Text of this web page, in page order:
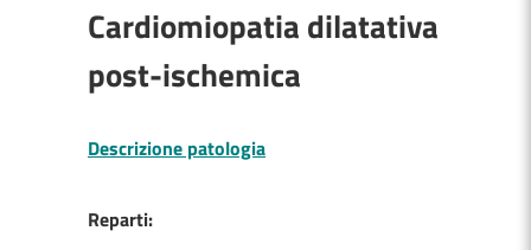
Cardiomiopatia dilatativa
post-ischemica
Descrizione patologia
Reparti: